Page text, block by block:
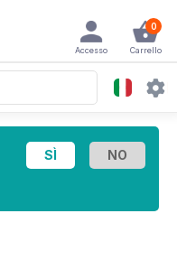
0
Carrello
Accesso